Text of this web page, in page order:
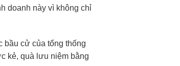
doanh này vì không chỉ
cử của tổng thống
kẻ, quà lưu niệm bằng